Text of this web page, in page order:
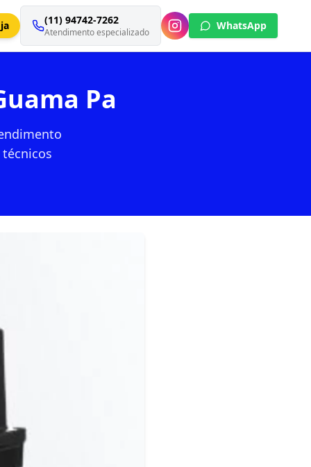
(11) 94742-7262
Atendimento especializado
WhatsApp
Pa